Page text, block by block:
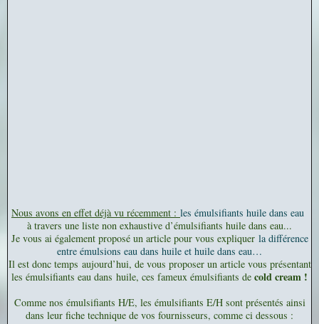
Nous avons en effet déjà vu récemment : les émulsifiants huile dans eau
à travers une liste non exhaustive d’émulsifiants huile dans eau...
Je vous ai également proposé un article pour vous expliquer la différence
entre émulsions eau dans huile et huile dans eau…
Il est donc temps aujourd’hui, de vous proposer un article vous présentant
les émulsifiants eau dans huile, ces fameux émulsifiants de cold cream !
Comme nos émulsifiants H/E, les émulsifiants E/H sont présentés ainsi
dans leur fiche technique de vos fournisseurs, comme ci dessous :